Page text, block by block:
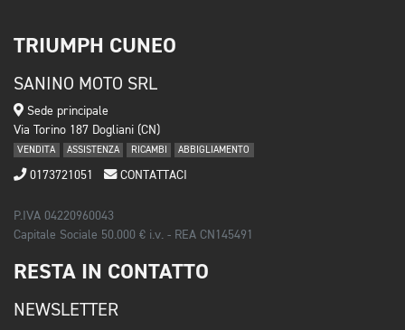
TRIUMPH CUNEO
SANINO MOTO SRL
Sede principale
Via Torino 187 Dogliani (CN)
VENDITA ASSISTENZA RICAMBI ABBIGLIAMENTO
0173721051 CONTATTACI
P.IVA 04220960043
Capitale Sociale 50.000 € i.v. - REA CN145491
RESTA IN CONTATTO
NEWSLETTER